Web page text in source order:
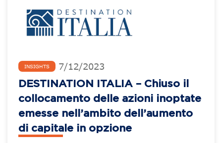
INSIGHTS 7/12/2023
DESTINATION ITALIA – Chiuso il
collocamento delle azioni inoptate
emesse nell’ambito dell’aumento
di capitale in opzione